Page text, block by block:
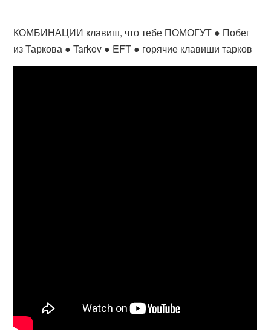
КОМБИНАЦИИ клавиш, что тебе ПОМОГУТ ● Побег
из Таркова ● Tarkov ● EFT ● горячие клавиши тарков